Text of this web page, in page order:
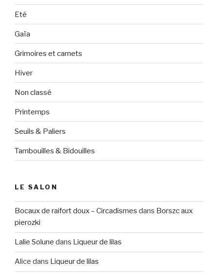
Eté
Gaïa
Grimoires et carnets
Hiver
Non classé
Printemps
Seuils & Paliers
Tambouilles & Bidouilles
LE SALON
Bocaux de raifort doux – Circadismes dans Borszc aux
pierozki
Lalie Solune dans Liqueur de lilas
Alice dans Liqueur de lilas